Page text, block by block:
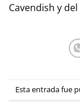
Cavendish y
Esta entrada fue